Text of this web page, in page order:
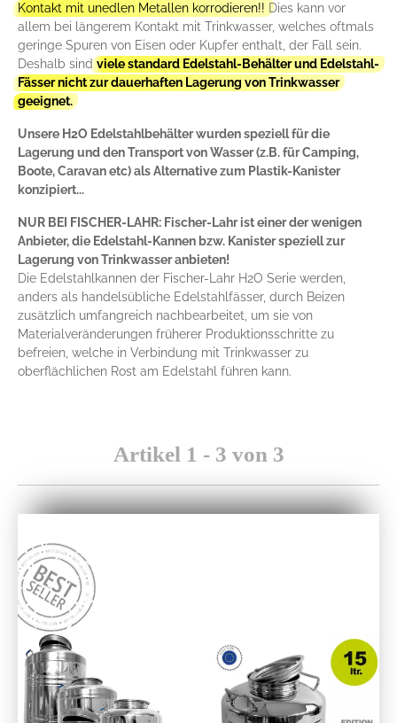
Kontakt mit unedlen Metallen korrodieren!! Dies kann vor
allem bei längerem Kontakt mit Trinkwasser, welches oftmals
geringe Spuren von Eisen oder Kupfer enthalt, der Fall sein.
Deshalb sindviele standard Edelstahl-Behälter und Edelstahl-
Fässer nicht zur dauerhaften Lagerung von Trinkwasser
geeignet.
Unsere H2O Edelstahlbehälterwurden speziell für die
Lagerung und den Transport von Wasser (z.B. für Camping,
Boote, Caravan etc) als Alternative zum Plastik-Kanister
konzipiert...
NUR BEI FISCHER-LAHR: Fischer-Lahr ist einer der wenigen
Anbieter, die Edelstahl-Kannen bzw. Kanister speziell zur
Lagerung von Trinkwasser anbieten!
Die Edelstahlkannen der Fischer-Lahr H2O Serie werden,
anders als handelsübliche Edelstahlfässer, durch Beizen
zusätzlich umfangreich nachbearbeitet, um sie von
Materialveränderungen früherer Produktionsschritte zu
befreien, welche in Verbindung mit Trinkwasser zu
oberflächlichen Rost am Edelstahl führen kann.
Artikel 1 - 3 von 3